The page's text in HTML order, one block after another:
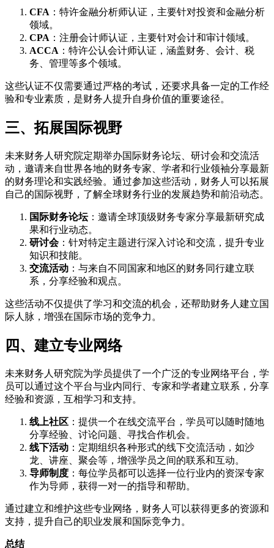
CFA ：特许金融分析师认证，主要针对投资和金融分析
领域。
CPA ：注册会计师认证，主要针对会计和审计领域。
ACCA ：特许公认会计师认证，涵盖财务、会计、税
务、管理等多个领域。
这些认证不仅需要通过严格的考试，还要求具备一定的工作经
验和专业素质，是财务人提升自身价值的重要途径。
三、拓展国际视野
未来财务人研究院定期举办国际财务论坛、研讨会和交流活
动，邀请来自世界各地的财务专家、学者和行业领袖分享最新
的财务理论和实践经验。通过参加这些活动，财务人可以拓展
自己的国际视野，了解全球财务行业的发展趋势和前沿动态。
国际财务论坛：邀请全球顶级财务专家分享最新研究成
果和行业动态。
研讨会：针对特定主题进行深入讨论和交流，提升专业
知识和技能。
交流活动 ：与来自不同国家和地区的财务同行建立联
系，分享经验和观点。
这些活动不仅提供了学习和交流的机会，还帮助财务人建立国
际人脉，增强在国际市场的竞争力。
四、建立专业网络
未来财务人研究院为学员提供了一个广泛的专业网络平台，学
员可以通过这个平台与业内同行、专家和学者建立联系，分享
经验和资源，互相学习和支持。
线上社区 ：提供一个在线交流平台，学员可以随时随地
分享经验、讨论问题、寻找合作机会。
线下活动 ：定期组织各种形式的线下交流活动，如沙
龙、讲座、聚会等，增强学员之间的联系和互动。
导师制度 ：每位学员都可以选择一位行业内的资深专家
作为导师，获得一对一的指导和帮助。
通过建立和维护这些专业网络，财务人可以获得更多的资源和
支持，提升自己的职业发展和国际竞争力。
总结